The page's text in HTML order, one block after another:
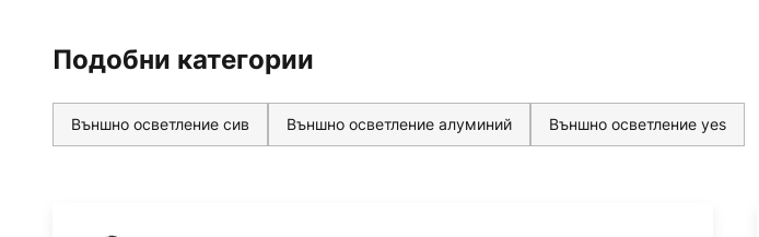
Подобни категории
Външно осветление сив Външно осветление алуминий Външно осветление yes